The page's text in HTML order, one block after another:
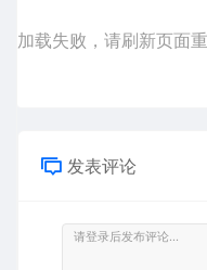
加载失败，请刷新页面
发表评论